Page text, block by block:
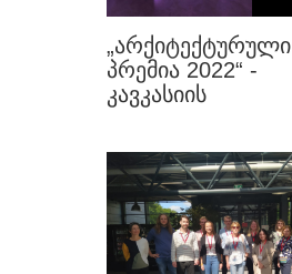
„ᲐᲠᲥᲘᲢᲔᲥᲢᲣᲠᲣᲚᲘ
ᲞᲠᲔᲛᲘᲐ 2022“ -
ᲙᲐᲕᲙᲐᲡᲘᲘᲡ
ᲠᲔᲙᲝᲜᲡᲢᲠᲣᲥᲪᲘᲐ
ᲡᲐᲣᲙᲔᲗᲔᲡᲝᲓ
ᲓᲐᲡᲐᲮᲔᲚᲓᲐ